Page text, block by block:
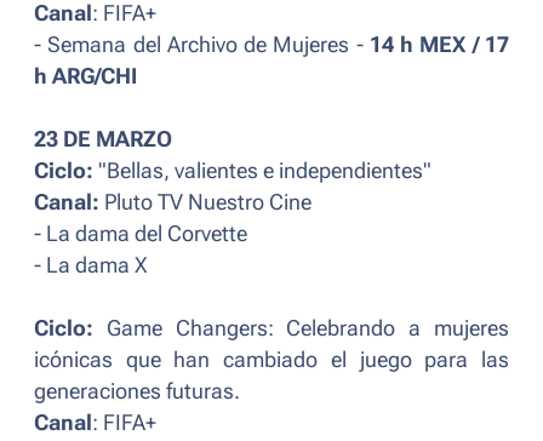
Canal : FIFA+
- Semana del Archivo de Mujeres - 14 h MEX / 17
h ARG/CHI
23 DE MARZO
Ciclo: "Bellas, valientes e independientes"
Canal: Pluto TV Nuestro Cine
- La dama del Corvette
- La dama X
Ciclo: Game Changers: Celebrando a mujeres
icónicas que han cambiado el juego para las
generaciones futuras.
Canal : FIFA+